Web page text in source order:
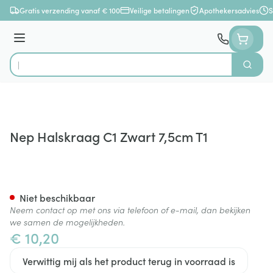
Ga naar de inhoud
Gratis verzending vanaf € 100 Veilige betalingen Apothekersadvies
Menu
Product, merk, categorie...
Zoek
Nep Halskraag C1 Zwart 7,5cm T1
€ 10,20
Verwittig mij als het product terug in voorraad is
Niet beschikbaar
Neem contact op met ons via telefoon of e-mail, dan bekijken
we samen de mogelijkheden.